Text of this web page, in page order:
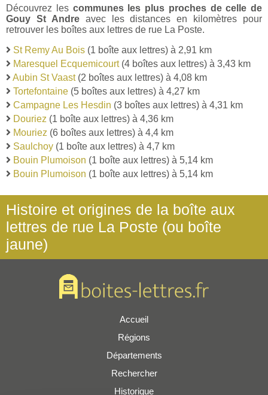
Découvrez les communes les plus proches de celle de
Gouy St Andreavec les distances en kilomètres pour
retrouver les boîtes aux lettres de rue La Poste.
St Remy Au Bois (1 boîte aux lettres) à 2,91 km
Maresquel Ecquemicourt(4 boîtes aux lettres) à 3,43 km
Aubin St Vaast(2 boîtes aux lettres) à 4,08 km
Tortefontaine (5 boîtes aux lettres) à 4,27 km
Campagne Les Hesdin (3 boîtes aux lettres) à 4,31 km
Douriez (1 boîte aux lettres) à 4,36 km
Mouriez (6 boîtes aux lettres) à 4,4 km
Saulchoy (1 boîte aux lettres) à 4,7 km
Bouin Plumoison (1 boîte aux lettres) à 5,14 km
Bouin Plumoison (1 boîte aux lettres) à 5,14 km
Histoire et origines de la boîte aux
lettres de rue La Poste (ou boîte
jaune)
Accueil
Régions
Départements
Rechercher
Historique